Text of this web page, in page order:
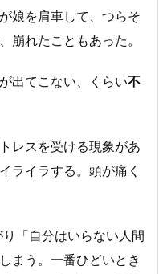
娘を肩車して、つらそ
崩れたこともあった。
出てこない、くらい不
レスを受ける現象があ
ライラする。頭が痛く
「自分はいらない人間
まう。一番ひどいとき